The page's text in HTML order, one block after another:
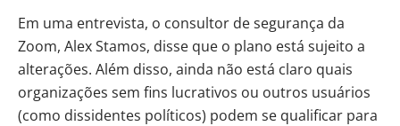
Em uma entrevista, o consultor de segurança da
Zoom, Alex Stamos, disse que o plano está sujeito a
alterações. Além disso, ainda não está claro quais
organizações sem fins lucrativos ou outros usuários
(como dissidentes políticos) podem se qualificar para